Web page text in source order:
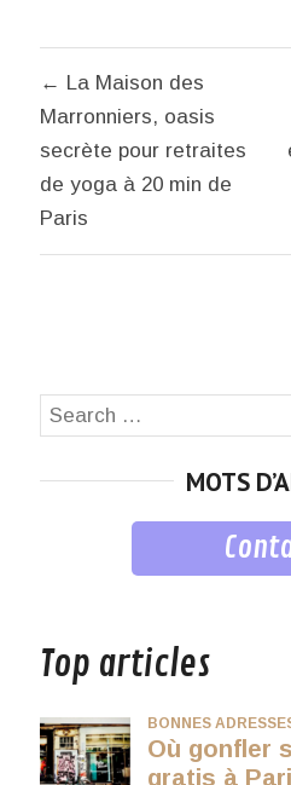
Navigation
de
l’article
← La Maison des
Marronniers, oasis
secrète pour retraites
de yoga à 20 min de
Paris
Search
MOTS
Top articles